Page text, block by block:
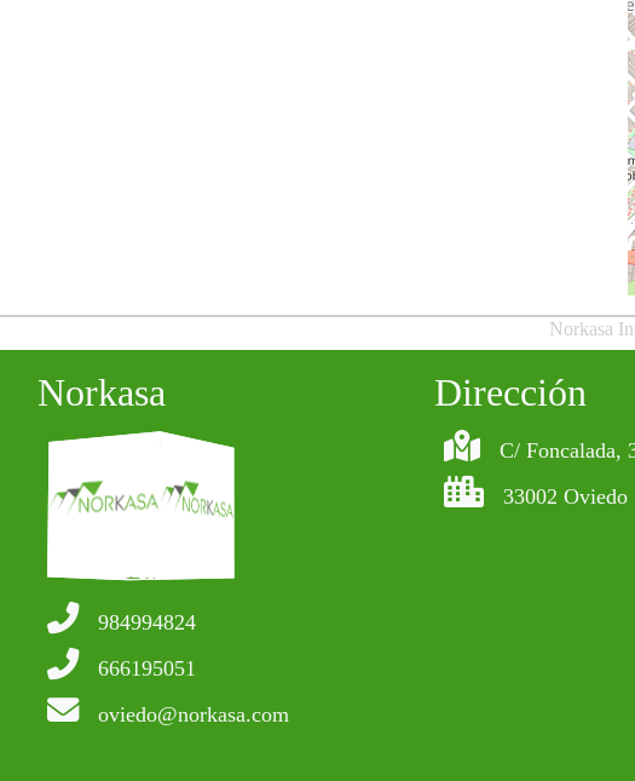
Norkasa
Norkasa
984994824
666195051
oviedo@norkasa.com
Dirección
C/ Foncalada,
33002 Oviedo